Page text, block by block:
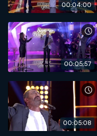
00:04:00
00:05:57
00:05:08